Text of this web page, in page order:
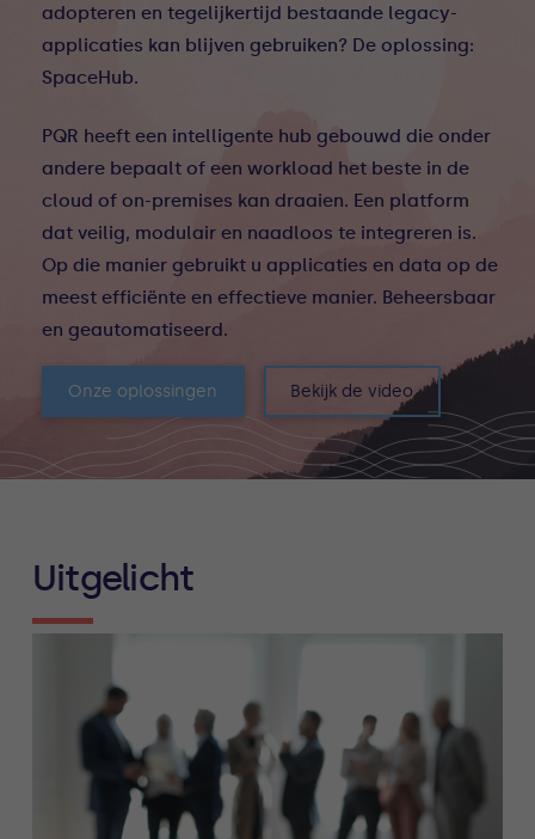
adopteren en tegelijkertijd bestaande legacy-
applicaties kan blijven gebruiken? De oplossing:
SpaceHub.
PQR heeft een intelligente hub gebouwd die onder
andere bepaalt of een workload het beste in de
cloud of on-premises kan draaien. Een platform
dat veilig, modulair en naadloos te integreren is.
Op die manier gebruikt u applicaties en data op de
meest efficiënte en effectieve manier. Beheersbaar
en geautomatiseerd.
Onze oplossingen Bekijk de video
Uitgelicht